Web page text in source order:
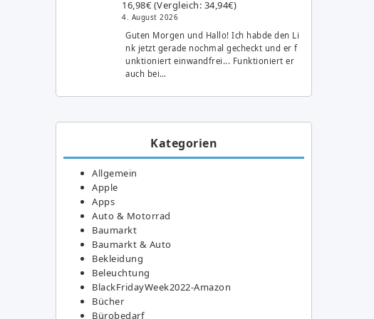
16,98€ (Vergleich: 34,94€)
4. August 2026
Guten Morgen und Hallo! Ich habde den Li
nk jetzt gerade nochmal gecheckt und er f
unktioniert einwandfrei... Funktioniert er
auch bei…
Kategorien
Allgemein
Apple
Apps
Auto & Motorrad
Baumarkt
Baumarkt & Auto
Bekleidung
Beleuchtung
BlackFridayWeek2022-Amazon
Bücher
Bürobedarf